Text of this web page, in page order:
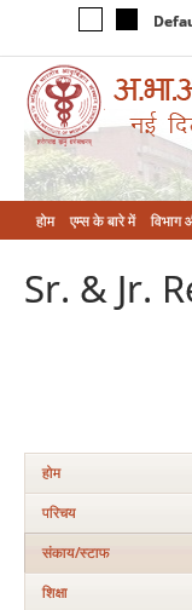
होम एम्‍स के बारे में विभाग
Sr. & Jr.
होम
परिचय
संकाय/स्‍टाफ
शिक्षा